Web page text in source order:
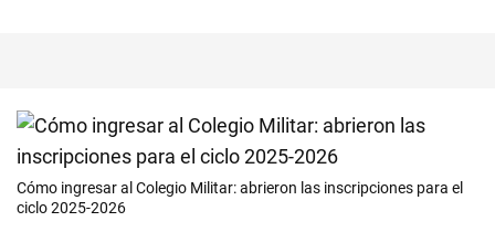
Cómo ingresar al Colegio Militar: abrieron las inscripciones para el
ciclo 2025-2026